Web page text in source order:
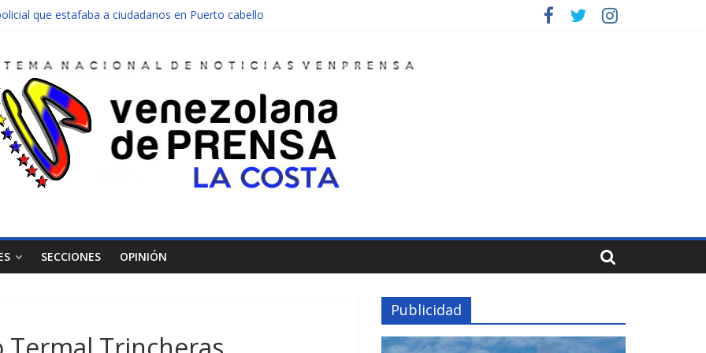
que estafaba a ciudadanos en Puerto cabello
abandonado de Chichiriviche
entre Colombia y Margarita el 27 de junio
SECCIONES OPINIÓN
Publicidad